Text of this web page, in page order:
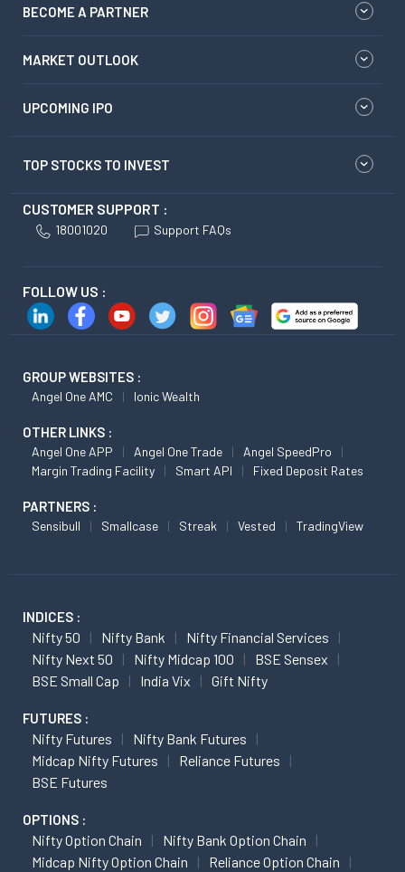
BECOME A PARTNER
MARKET OUTLOOK
UPCOMING IPO
TOP STOCKS TO INVEST
CUSTOMER SUPPORT :
18001020 Support FAQs
FOLLOW US :
GROUP WEBSITES :
Angel One AMC Ionic Wealth
OTHER LINKS :
Angel One APP Angel One Trade
Angel SpeedPro
Margin Trading Facility
Smart API Fixed Deposit Rates
PARTNERS :
Sensibull Smallcase Streak Vested TradingView
INDICES :
Nifty 50 Nifty Bank
Nifty Financial Services
Nifty Next 50
Nifty Midcap 100
BSE Sensex
BSE Small Cap
India Vix Gift Nifty
FUTURES :
Nifty Futures
Nifty Bank Futures
Midcap Nifty Futures
Reliance Futures
BSE Futures
OPTIONS :
Nifty Option Chain
Nifty Bank Option Chain
Midcap Nifty Option Chain
Reliance Option Chain